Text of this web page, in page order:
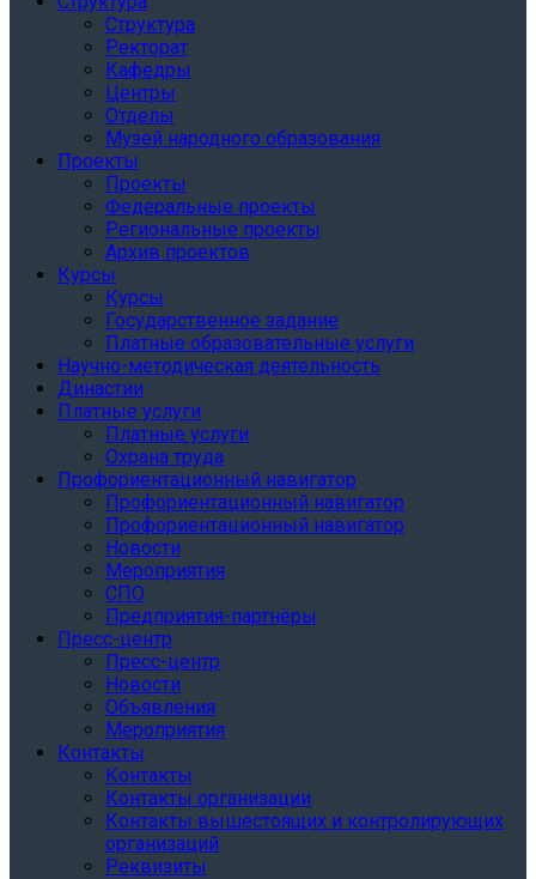
Структура
Ректорат
Кафедры
Центры
Отделы
Музей народного образования
Проекты
Проекты
Федеральные проекты
Региональные проекты
Архив проектов
Курсы
Курсы
Государственное задание
Платные образовательные услуги
Научно-методическая деятельность
Династии
Платные услуги
Платные услуги
Охрана труда
Профориентационный навигатор
Профориентационный навигатор
Профориентационный навигатор
Новости
Мероприятия
СПО
Предприятия-партнёры
Пресс-центр
Пресс-центр
Новости
Объявления
Мероприятия
Контакты
Контакты
Контакты организации
Контакты вышестоящих и контролирующих
организаций
Реквизиты